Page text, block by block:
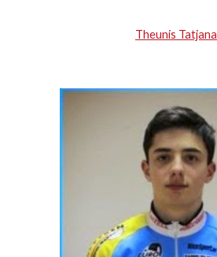
Theunis Tatjana